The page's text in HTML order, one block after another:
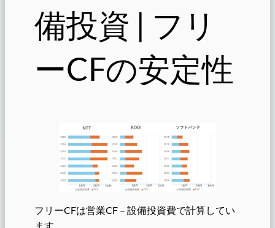
備投資 | フリ
ーCFの安定性
フリーCFは営業CF – 設備投資費で計算してい
ます。